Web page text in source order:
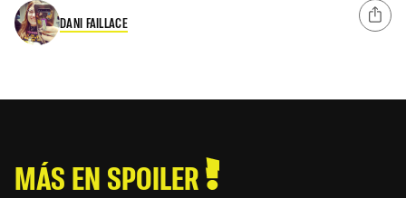
DANI FAILLACE
MÁS EN SPOILER